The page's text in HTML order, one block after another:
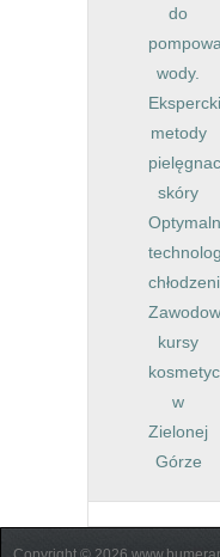
do
wody.
metody
skóry
kursy
w
Zielonej
Górze